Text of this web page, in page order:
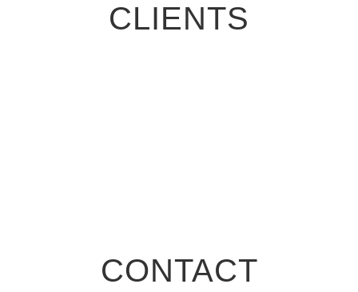
CLIENTS
CONTACT